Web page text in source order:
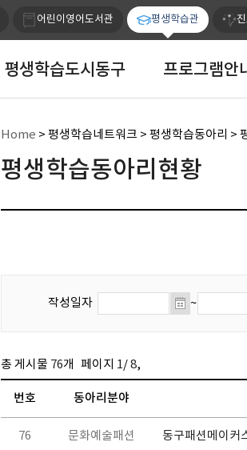
본문 바로
어린이영어도서관 평생학습관
평생학습도시동구 프로그램안
Home > 평생학습네트워크 > 평생학습동아리 >
평생학습동아리현황
작성일자 ~
총 게시물 76개 페이지 1/8,
번호 동아리분야
76 문화예술패션 동구패션메이커